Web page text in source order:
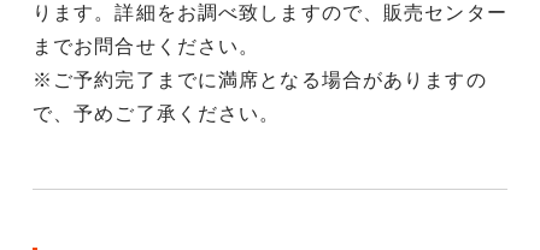
ります。詳細をお調べ致しますので、販売センター
までお問合せください。
※ご予約完了までに満席となる場合がありますの
で、予めご了承ください。